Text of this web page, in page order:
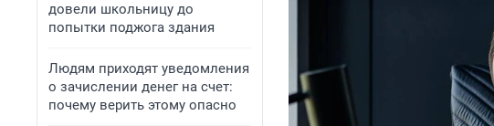
довели школьницу до
попытки поджога здания
Людям приходят уведомления
о зачислении денег на счет:
почему верить этому опасно